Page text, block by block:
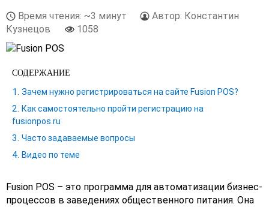
Время чтения: ~3 минут
Автор: Константин
Кузнецов
1058
СОДЕРЖАНИЕ
Зачем нужно регистрироваться на сайте Fusion POS?
Как самостоятельно пройти регистрацию на
fusionpos.ru
Часто задаваемые вопросы
Видео по теме
Fusion POS – это программа для автоматизации бизнес-
процессов в заведениях общественного питания. Она